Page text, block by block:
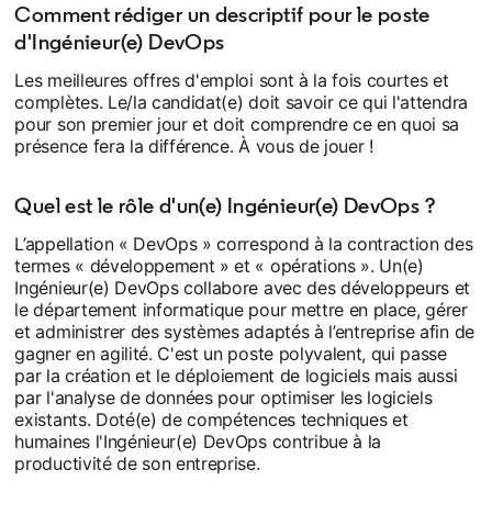
Comment rédiger un descriptif pour le poste
d'Ingénieur(e) DevOps
Les meilleures offres d'emploi sont à la fois courtes et
complètes. Le/la candidat(e) doit savoir ce qui l'attendra
pour son premier jour et doit comprendre ce en quoi sa
présence fera la différence. À vous de jouer !
Quel est le rôle d'un(e) Ingénieur(e) DevOps ?
L’appellation « DevOps » correspond à la contraction des
termes « développement » et « opérations ». Un(e)
Ingénieur(e) DevOps collabore avec des développeurs et
le département informatique pour mettre en place, gérer
et administrer des systèmes adaptés à l’entreprise afin de
gagner en agilité. C'est un poste polyvalent, qui passe
par la création et le déploiement de logiciels mais aussi
par l'analyse de données pour optimiser les logiciels
existants. Doté(e) de compétences techniques et
humaines l'Ingénieur(e) DevOps contribue à la
productivité de son entreprise.